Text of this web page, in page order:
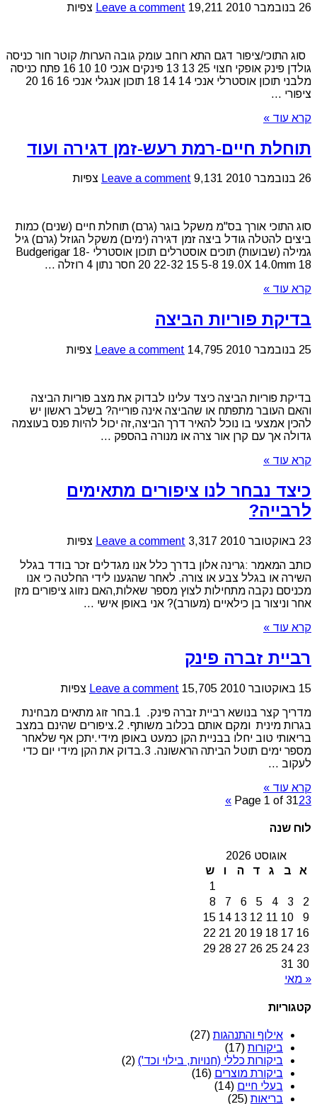
26 בנובמבר 2010 Leave a comment 19,211 צפיות
סוג התוכי/ציפור דגם התא רוחב עומק גובה הערות/ קוטר חור כניסה
גולדן פינק אופקי חצוי 25 13 13 פינקים אנכי 10 10 16 פתח כניסה
מלבני תוכון אוסטרלי אנכי 14 14 18 תוכון אנגלי אנכי 16 16 20
ציפורי ...
קרא עוד »
תוחלת חיים-רמת רעש-זמן דגירה ועוד
26 בנובמבר 2010 Leave a comment 9,131 צפיות
סוג התוכי אורך בס"מ משקל בוגר (גרם) תוחלת חיים (שנים) כמות
ביצים להטלה גודל ביצה זמן דגירה (ימים) משקל הגוזל (גרם) גיל
גמילה (שבועות) תוכים אוסטרלים תוכון אוסטרלי Budgerigar 18-
20 22-32 15 5-8 19.0X 14.0mm 18 חסר נתון 4 רוזלה ...
קרא עוד »
בדיקת פוריות הביצה
25 בנובמבר 2010 Leave a comment 14,795 צפיות
בדיקת פוריות הביצה כיצד עלינו לבדוק את מצב פוריות הביצה
והאם העובר מתפתח או שהביצה אינה פורייה? בשלב ראשון יש
להכין אמצעי בו נוכל להאיר דרך הביצה,זה יכול להיות פנס בעוצמה
גדולה אך עם קרן אור צרה או מנורה בהספק ...
קרא עוד »
כיצד נבחר לנו ציפורים מתאימים
לרבייה?
23 באוקטובר 2010 Leave a comment 3,317 צפיות
כותב המאמר :גרינה אלון בדרך כלל אנו מגדלים זכר בודד בגלל
השירה או בגלל צבע או צורה. לאחר שהגענו לידי החלטה כי אנו
מכניסם נקבה מתחילות לצוץ מספר שאלות,האם נזווג ציפורים מזן
אחר וניצור בן כילאיים (מעורב)? אני באופן אישי ...
קרא עוד »
רביית זברה פינק
15 באוקטובר 2010 Leave a comment 15,705 צפיות
מדריך קצר בנושא רביית זברה פינק. 1.בחר זוג מתאים מבחינת
בגרות מינית ומקם אותם בכלוב משותף. 2.ציפורים שהינם במצב
בריאותי טוב יחלו בבניית הקן כמעט באופן מידי.יתכן אף שלאחר
מספר ימים תוטל הביתה הראשונה. 3.בדוק את הקן מידי יום כדי
לעקוב ...
קרא עוד »
Page 1 of 3123
»
לוח שנה
אוגוסט 2026
א
ב ג ד ה ו
ש
1
2
3
4
5
6
7
8
9
10
11
12
13
14
15
16
17
18
19
20
21
22
23
24
25
26
27
28
29
30
31
« מאי
קטגוריות
אילוף והתנהגות (27)
ביקורות (17)
ביקורות כללי (חנויות, בילוי וכד') (2)
ביקורת מוצרים (16)
בעלי חיים (14)
בריאות (25)